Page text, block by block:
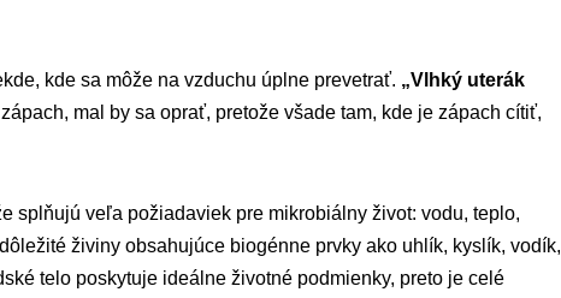
kde sa môže na vzduchu úplne prevetrať. „Vlhký uterák
mal by sa oprať, pretože všade tam, kde je zápach cítiť,
splňujú veľa požiadaviek pre mikrobiálny život: vodu, teplo,
živiny obsahujúce biogénne prvky ako uhlík, kyslík, vodík,
telo poskytuje ideálne životné podmienky, preto je celé